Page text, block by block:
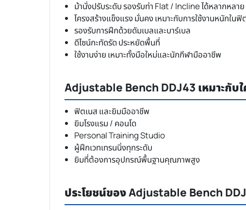
ม้านั่งปรับระดับ รองรับท่า Flat / Incline ได้หลากหลาย
โครงสร้างแข็งแรง มั่นคง เหมาะกับการใช้งานหนักในฟิ
รองรับการฝึกด้วยดัมเบลและบาร์เบล
ดีไซน์กะทัดรัด ประหยัดพื้นที่
ใช้งานง่าย เหมาะทั้งมือใหม่และนักกีฬามืออาชีพ
Adjustable Bench DDJ43 เหมาะกับ
ฟิตเนส และยิมมืออาชีพ
ยิมโรงแรม / คอนโด
Personal Training Studio
ผู้ฝึกเวทเทรนนิ่งทุกระดับ
ยิมที่ต้องการอุปกรณ์พื้นฐานคุณภาพสูง
ประโยชน์ของ Adjustable Bench